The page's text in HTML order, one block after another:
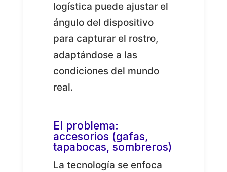
logística puede ajustar el
ángulo del dispositivo
para capturar el rostro,
adaptándose a las
condiciones del mundo
real.
El problema:
accesorios (gafas,
tapabocas, sombreros)
La tecnología se enfoca